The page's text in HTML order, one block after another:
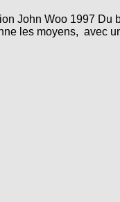
John Woo 1997 Du
les moyens, avec